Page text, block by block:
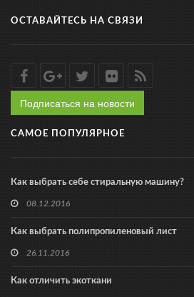
ОСТАВАЙТЕСЬ НА СВЯЗИ
Подписаться на новости
САМОЕ ПОПУЛЯРНОЕ
Как выбрать себе стиральную машину?
08.12.2016
Как выбрать полипропиленовый лист
26.11.2016
Как отличить экоткани